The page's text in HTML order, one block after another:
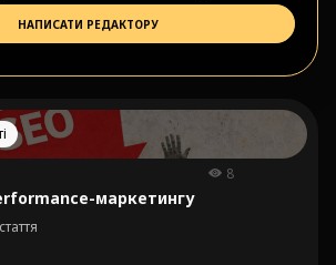
8
маркетингу
НАПИСАТИ РЕДАКТОРУ